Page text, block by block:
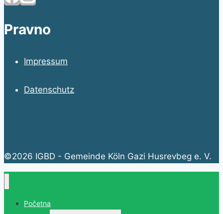
Pravno
Impressum
Datenschutz
©2026 IGBD - Gemeinde Köln Gazi Husrevbeg e. V.
Početna